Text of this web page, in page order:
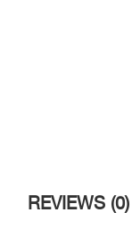
REVIEWS (0)